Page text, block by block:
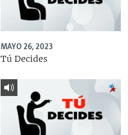
MAYO 26, 2023
Tú Decides